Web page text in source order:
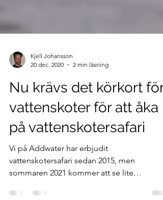
Kjell Johansson
20 dec. 2020
2 min läsning
Nu krävs det körkort för
vattenskoter för att åka
på vattenskotersafari
Vi på Addwater har erbjudit